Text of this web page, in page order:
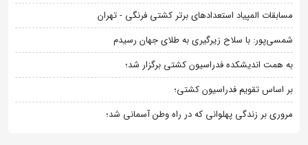
مسابقات المپیاد استعدادهای برتر کشتی فرنگی - تهران
شمسی‌پور: با سلاح زیرگیری به طلای جهان رسیدم
به همت اندیشکده فدراسیون کشتی برگزار شد؛
بر اساس تقویم فدراسیون کشتی؛
مروری بر زندگی پهلوانی که در راه وطن آسمانی شد؛